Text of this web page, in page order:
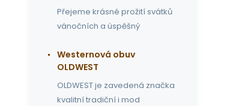
Přejeme krásné prožití svátků
vánočních a úspěšný
Westernová obuv
OLDWEST
OLDWEST je zavedená značka
kvalitní tradiční i mod